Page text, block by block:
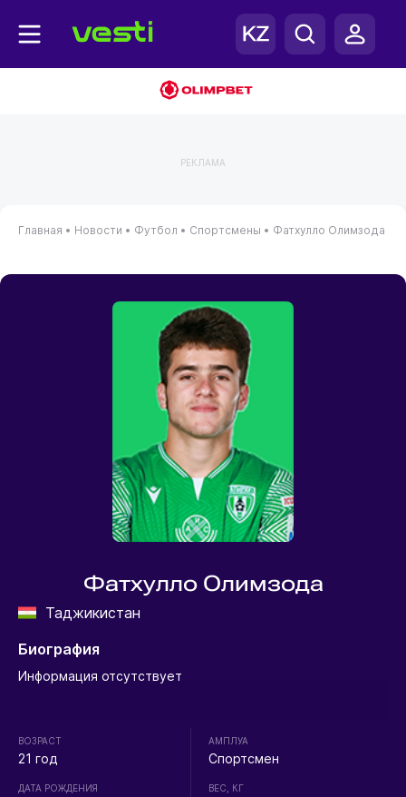
РЕКЛАМА
Главная • Новости • Футбол • Спортсмены • Фатхулло Олимзода
Фатхулло Олимзода
Таджикистан
Биография
Информация отсутствует
ВОЗРАСТ
21 год
ДАТА РОЖДЕНИЯ
АМПЛУА
Спортсмен
ВЕС, КГ